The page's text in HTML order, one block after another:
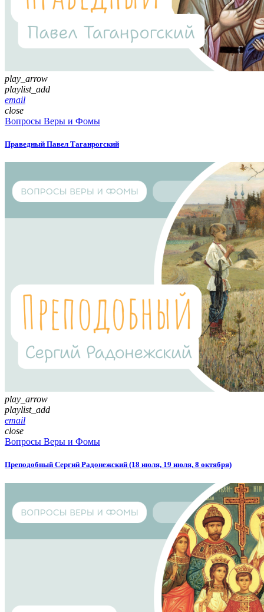
play_arrow
playlist_add
email
close
Вопросы Веры и Фомы
Праведный Павел Таганрогский
play_arrow
playlist_add
email
close
Вопросы Веры и Фомы
Преподобный Сергий Радонежский (18 июля, 19 июля, 8 октября)